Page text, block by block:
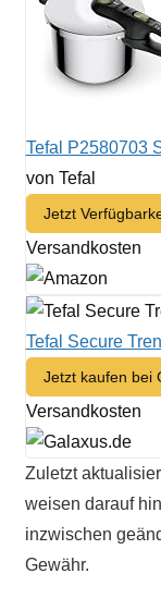
Tefal P2580703
von Tefal
Jetzt
Versandkosten
Tefal Secure
Jetzt kaufen bei
Versandkosten
Zuletzt
weisen darauf
inzwischen
Gewähr.